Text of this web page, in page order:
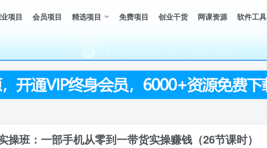
项目 会员项目 精选项目 免费项目 创业干货 网课资源 软件工具
（每天更新5-20个热门项目)，创业学习的好平台
欢迎访问一鸣资源网，本站汇集数千网创课程和项目
操班：一部手机从零到一带货实操赚钱（26节课时）